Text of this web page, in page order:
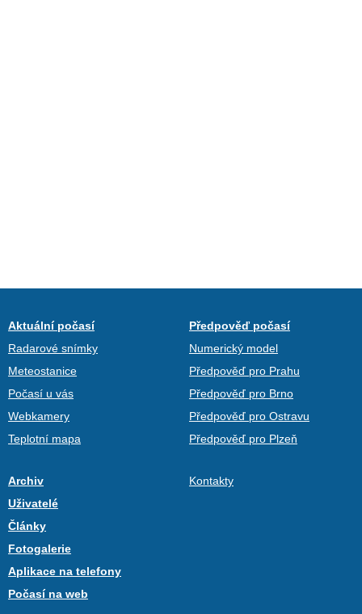
Aktuální počasí
Radarové snímky
Meteostanice
Počasí u vás
Webkamery
Teplotní mapa
Předpověď počasí
Numerický model
Předpověď pro Prahu
Předpověď pro Brno
Předpověď pro Ostravu
Předpověď pro Plzeň
Archiv
Uživatelé
Články
Fotogalerie
Aplikace na telefony
Počasí na web
Kontakty